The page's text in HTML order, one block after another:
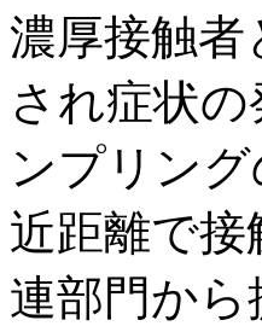
濃厚接触
され症状
ンプリン
近距離で
連部門か